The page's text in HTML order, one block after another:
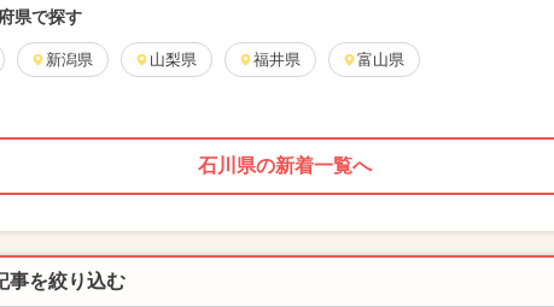
県で探す
新潟県 山梨県 福井県 富山県
石川県の新着一覧へ
事を絞り込む